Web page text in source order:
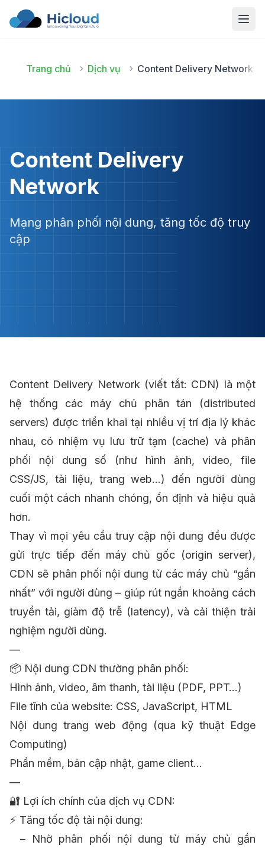
Trang chủ Dịch vụ Content Delivery Network
Content Delivery
Network
Mạng phân phối nội dung, tăng tốc độ truy
cập
Content Delivery Network (viết tắt: CDN) là một
hệ thống các máy chủ phân tán (distributed
servers) được triển khai tại nhiều vị trí địa lý khác
nhau, có nhiệm vụ lưu trữ tạm (cache) và phân
phối nội dung số (như hình ảnh, video, file
CSS/JS, tài liệu, trang web...) đến người dùng
cuối một cách nhanh chóng, ổn định và hiệu quả
hơn.
Thay vì mọi yêu cầu truy cập nội dung đều được
gửi trực tiếp đến máy chủ gốc (origin server),
CDN sẽ phân phối nội dung từ các máy chủ “gần
nhất” với người dùng – giúp rút ngắn khoảng cách
truyền tải, giảm độ trễ (latency), và cải thiện trải
nghiệm người dùng.
—
📦 Nội dung CDN thường phân phối:
Hình ảnh, video, âm thanh, tài liệu (PDF, PPT…)
File tĩnh của website: CSS, JavaScript, HTML
Nội dung trang web động (qua kỹ thuật Edge
Computing)
Phần mềm, bản cập nhật, game client…
—
🔐 Lợi ích chính của dịch vụ CDN:
⚡ Tăng tốc độ tải nội dung:
– Nhờ phân phối nội dung từ máy chủ gần